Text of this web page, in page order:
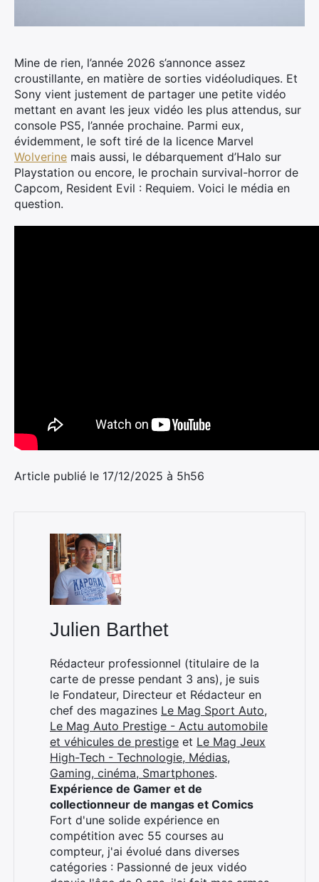
Mine de rien, l’année 2026 s’annonce assez
croustillante, en matière de sorties vidéoludiques. Et
Sony vient justement de partager une petite vidéo
mettant en avant les jeux vidéo les plus attendus, sur
console PS5, l’année prochaine. Parmi eux,
évidemment, le soft tiré de la licence Marvel
Wolverine mais aussi, le débarquement d’Halo sur
Playstation ou encore, le prochain survival-horror de
Capcom, Resident Evil : Requiem. Voici le média en
question.
Article publié le 17/12/2025 à 5h56
Julien Barthet
Rédacteur professionnel (titulaire de la
carte de presse pendant 3 ans), je suis
le Fondateur, Directeur et Rédacteur en
chef des magazines Le Mag Sport Auto,
Le Mag Auto Prestige - Actu automobile
et véhicules de prestige et Le Mag Jeux
High-Tech - Technologie, Médias,
Gaming, cinéma, Smartphones.
Expérience de Gamer et de
collectionneur de mangas et Comics
Fort d'une solide expérience en
compétition avec 55 courses au
compteur, j'ai évolué dans diverses
catégories : Passionné de jeux vidéo